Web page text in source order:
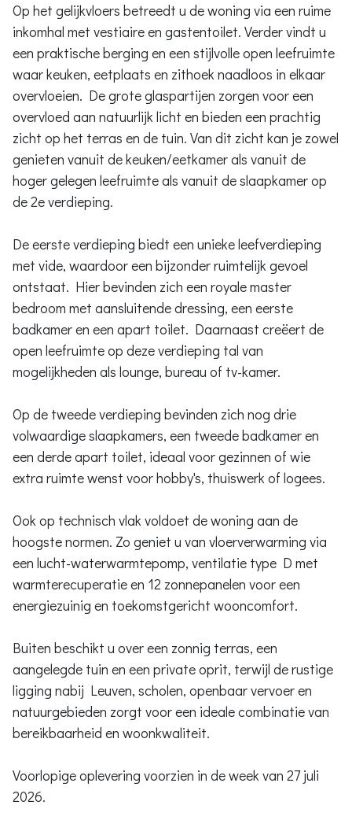
Op het gelijkvloers betreedt u de woning via een ruime
inkomhal met vestiaire en gastentoilet. Verder vindt u
een praktische berging en een stijlvolle open leefruimte
waar keuken, eetplaats en zithoek naadloos in elkaar
overvloeien. De grote glaspartijen zorgen voor een
overvloed aan natuurlijk licht en bieden een prachtig
zicht op het terras en de tuin. Van dit zicht kan je zowel
genieten vanuit de keuken/eetkamer als vanuit de
hoger gelegen leefruimte als vanuit de slaapkamer op
de 2e verdieping.
De eerste verdieping biedt een unieke leefverdieping
met vide, waardoor een bijzonder ruimtelijk gevoel
ontstaat. Hier bevinden zich een royale master
bedroom met aansluitende dressing, een eerste
badkamer en een apart toilet. Daarnaast creëert de
open leefruimte op deze verdieping tal van
mogelijkheden als lounge, bureau of tv-kamer.
Op de tweede verdieping bevinden zich nog drie
volwaardige slaapkamers, een tweede badkamer en
een derde apart toilet, ideaal voor gezinnen of wie
extra ruimte wenst voor hobby's, thuiswerk of logees.
Ook op technisch vlak voldoet de woning aan de
hoogste normen. Zo geniet u van vloerverwarming via
een lucht-waterwarmtepomp, ventilatie type D met
warmterecuperatie en 12 zonnepanelen voor een
energiezuinig en toekomstgericht wooncomfort.
Buiten beschikt u over een zonnig terras, een
aangelegde tuin en een private oprit, terwijl de rustige
ligging nabij Leuven, scholen, openbaar vervoer en
natuurgebieden zorgt voor een ideale combinatie van
bereikbaarheid en woonkwaliteit.
Voorlopige oplevering voorzien in de week van 27 juli
2026.